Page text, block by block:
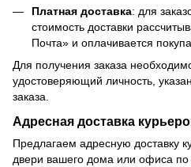
Платная доставка: для
стоимость доставки
Почта» и оплачивается
Для получения заказа
удостоверяющий личность,
заказа.
Адресная доставка
Предлагаем адресную доставку
двери вашего дома или офиса по